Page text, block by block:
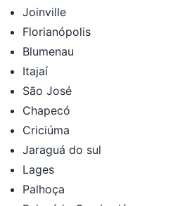
Joinville
Florianópolis
Blumenau
Itajaí
São José
Chapecó
Criciúma
Jaraguá do sul
Lages
Palhoça